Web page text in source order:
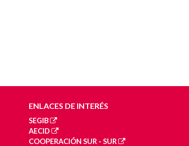
ENLACES DE INTERÉS
SEGIB
AECID
COOPERACIÓN SUR - SUR